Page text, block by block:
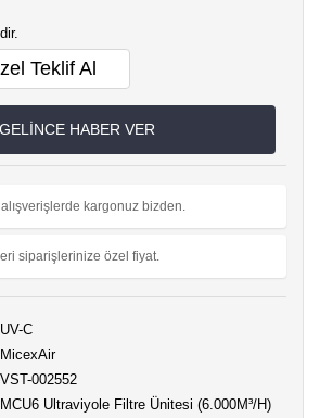
Teklif Al
GELİNCE HABER VER
kargonuz bizden.
siparişlerinize özel fiyat.
UV-C
MicexAir
VST-002552
MCU6 Ultraviyole Filtre Ünitesi (6.000M³/H)